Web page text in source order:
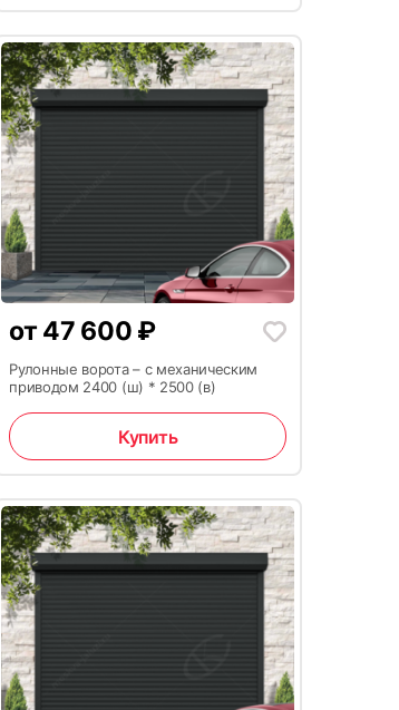
15
18
21
от 47 600 ₽
Рулонные ворота – с механическим
приводом 2400 (ш) * 2500 (в)
Купить